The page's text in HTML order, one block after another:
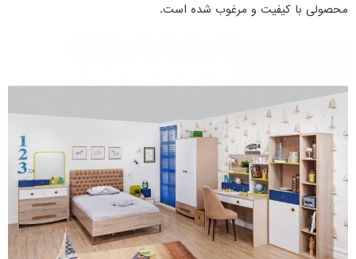
محصولی با کیفیت و مرغوب شده است.